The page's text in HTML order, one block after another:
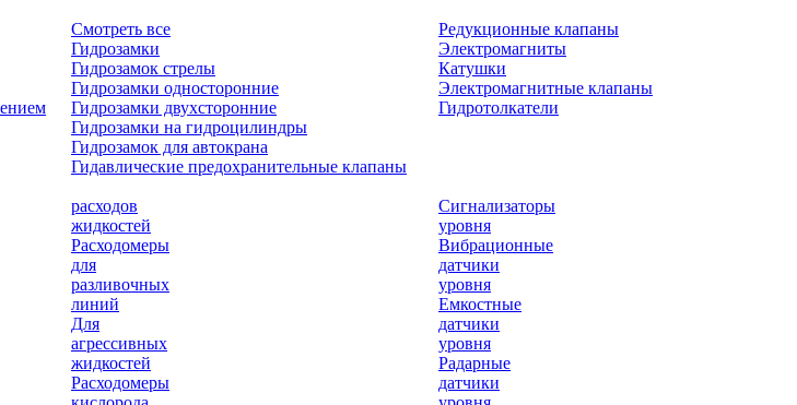
Смотреть все
Гидрозамки
Гидрозамок стрелы
Гидрозамки односторонние
Гидрозамки двухсторонние
Гидрозамки на гидроцилиндры
Гидрозамок для автокрана
Гидавлические предохранительные клапаны
Редукционные клапаны
Электромагниты
Катушки
Электромагнитные клапаны
Гидротолкатели
расходов
жидкостей
Расходомеры
для
разливочных
линий
Для
агрессивных
жидкостей
Расходомеры
Сигнализаторы
уровня
Вибрационные
датчики
уровня
Емкостные
датчики
уровня
Радарные
датчики